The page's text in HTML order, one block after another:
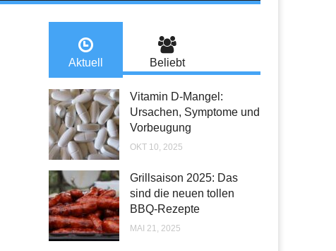
Aktuell Beliebt
Vitamin D-Mangel:
Ursachen, Symptome und
Vorbeugung
OKT 10, 2025
Grillsaison 2025: Das
sind die neuen tollen
BBQ-Rezepte
MAI 21, 2025